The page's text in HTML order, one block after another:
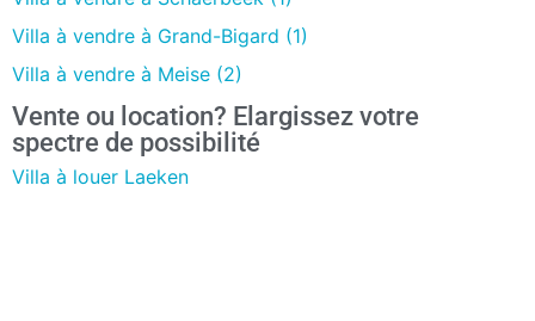
Villa à vendre à Grand-Bigard (1)
Villa à vendre à Meise (2)
Vente ou location? Elargissez votre
spectre de possibilité
Villa à louer Laeken